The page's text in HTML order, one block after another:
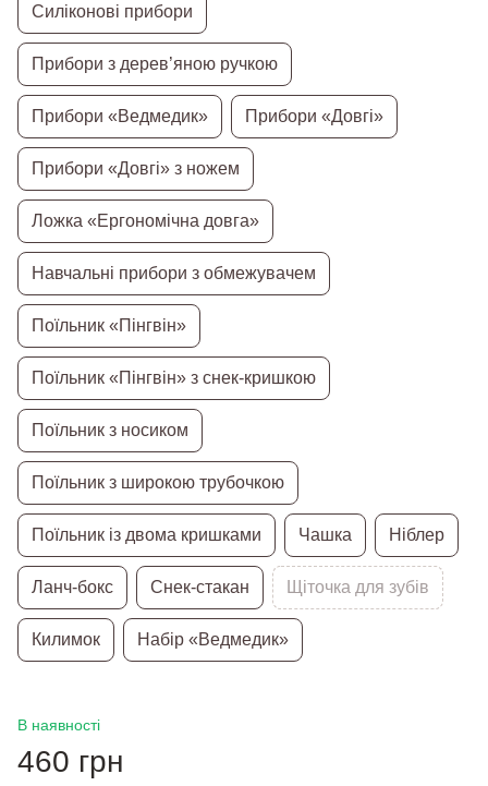
Силіконові прибори
Прибори з дерев’яною ручкою
Прибори «Ведмедик» Прибори «Довгі»
Прибори «Довгі» з ножем
Ложка «Ергономічна довга»
Навчальні прибори з обмежувачем
Поїльник «Пінгвін»
Поїльник «Пінгвін» з снек-кришкою
Поїльник з носиком
Поїльник з широкою трубочкою
Поїльник із двома кришками Чашка Ніблер
Ланч-бокс Снек-стакан Щіточка для зубів
Килимок Набір «Ведмедик»
В наявності
460 грн